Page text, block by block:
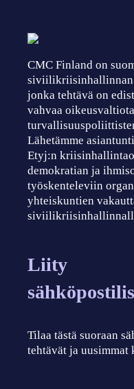
CMC Finland on
siviilikriisinhallinnan
jonka tehtävä on
vahvaa
Lähetämme
Etyj:n
demokratian ja
työskenteleviin
yhteiskuntien
Liity
Tilaa tästä suoraan
tehtävät ja uusimmat